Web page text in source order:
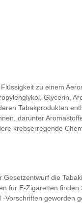
zu einem
Glycerin,
Tabakprodukten
darunter
krebserregende
die
für E-Zigaretten
geworden